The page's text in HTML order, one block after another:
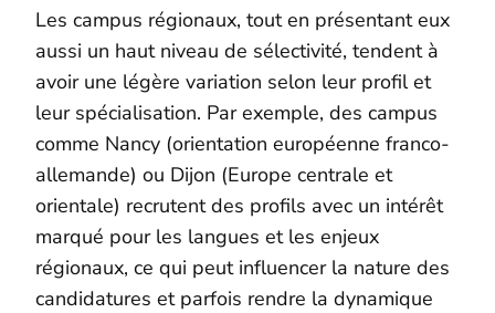
Les campus régionaux, tout en présentant eux
aussi un haut niveau de sélectivité, tendent à
avoir une légère variation selon leur profil et
leur spécialisation. Par exemple, des campus
comme Nancy (orientation européenne franco-
allemande) ou Dijon (Europe centrale et
orientale) recrutent des profils avec un intérêt
marqué pour les langues et les enjeux
régionaux, ce qui peut influencer la nature des
candidatures et parfois rendre la dynamique